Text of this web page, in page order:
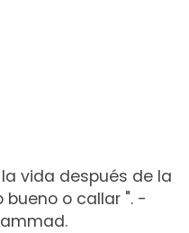
vida después de la
o callar ". -